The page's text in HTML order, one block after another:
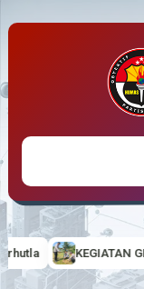
INDONESIA